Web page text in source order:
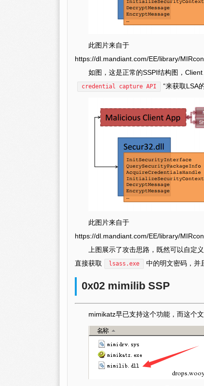
此图片来自于
https://dl.mandiant.com/EE/library/
如图，这是正常的SSPI结构图，
credential capture API “来获取LSA
此图片来自于
https://dl.mandiant.com/EE/library/
上图展示了攻击思路，既然可以自定
直接获取 lsass.exe 中的明文密码，并
0x02 mimilib SSP
mimikatz早已支持这个功能，而这个